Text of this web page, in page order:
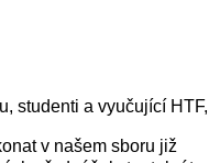
studenti a vyučující HTF,
v našem sboru již